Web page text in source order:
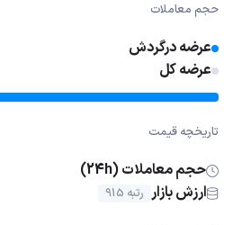
حجم معاملات
عرضه درگردش
عرضه کل
تاریخچه قیمت
حجم معاملات (24h)
ارزش بازار رتبه 915